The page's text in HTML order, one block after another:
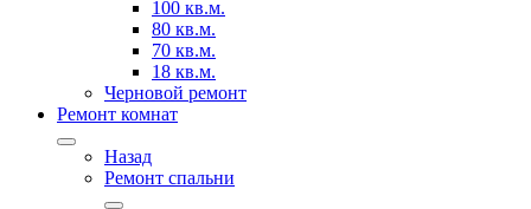
100 кв.м.
80 кв.м.
70 кв.м.
18 кв.м.
Черновой ремонт
Ремонт комнат
Назад
Ремонт спальни